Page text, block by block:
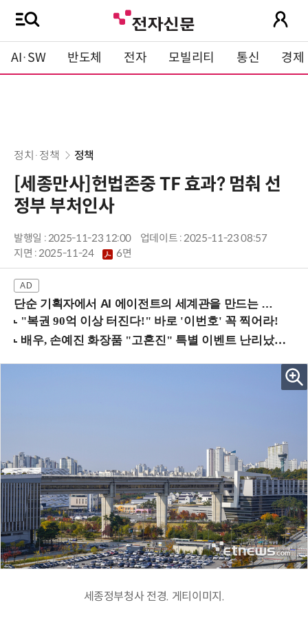
AI·SW 반도체 전자 모빌리티 통신 경제
정치·정책 정책
[세종만사]헌법존중 TF 효과? 멈춰 선
정부 부처인사
발행일 : 2025-11-23 12:00
업데이트 : 2025-11-23 08:57
지면 :2025-11-24 6면
단순 기획자에서 AI 에이전트의 세계관을 만드는 지식 설계자로.. (8/20 강남역)
세종정부청사 전경. 게티이미지.